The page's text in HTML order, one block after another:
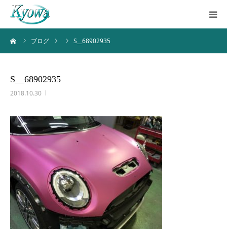
ブログ S__68902935
S__68902935
2018.10.30
ホーム
ブログ
お問い合わせ
バーチャルツアー
Instagram